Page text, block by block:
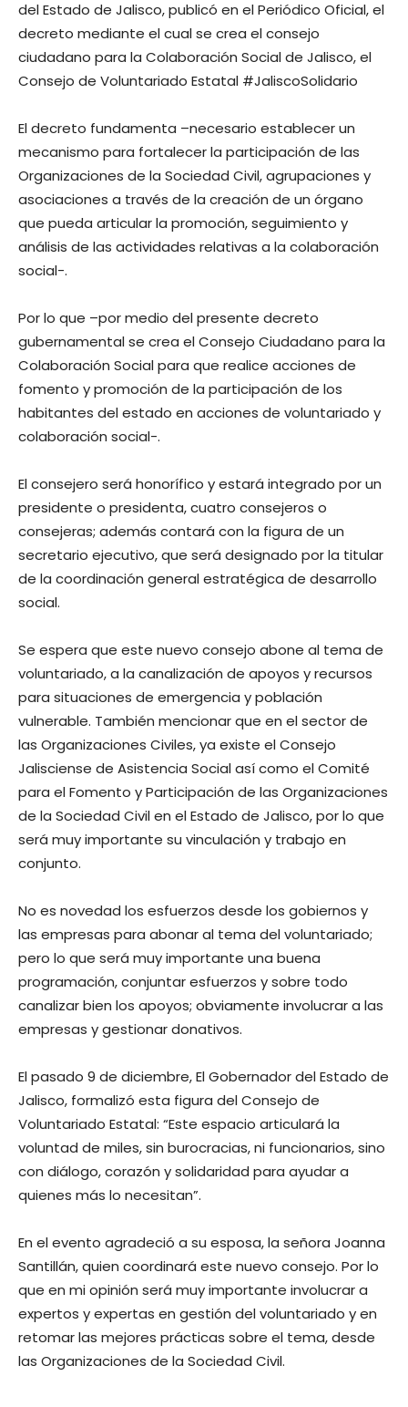
del Estado de Jalisco, publicó en el Periódico Oficial, el
decreto mediante el cual se crea el consejo
ciudadano para la Colaboración Social de Jalisco, el
Consejo de Voluntariado Estatal #JaliscoSolidario
El decreto fundamenta –necesario establecer un
mecanismo para fortalecer la participación de las
Organizaciones de la Sociedad Civil, agrupaciones y
asociaciones a través de la creación de un órgano
que pueda articular la promoción, seguimiento y
análisis de las actividades relativas a la colaboración
social-.
Por lo que –por medio del presente decreto
gubernamental se crea el Consejo Ciudadano para la
Colaboración Social para que realice acciones de
fomento y promoción de la participación de los
habitantes del estado en acciones de voluntariado y
colaboración social-.
El consejero será honorífico y estará integrado por un
presidente o presidenta, cuatro consejeros o
consejeras; además contará con la figura de un
secretario ejecutivo, que será designado por la titular
de la coordinación general estratégica de desarrollo
social.
Se espera que este nuevo consejo abone al tema de
voluntariado, a la canalización de apoyos y recursos
para situaciones de emergencia y población
vulnerable. También mencionar que en el sector de
las Organizaciones Civiles, ya existe el Consejo
Jalisciense de Asistencia Social así como el Comité
para el Fomento y Participación de las Organizaciones
de la Sociedad Civil en el Estado de Jalisco, por lo que
será muy importante su vinculación y trabajo en
conjunto.
No es novedad los esfuerzos desde los gobiernos y
las empresas para abonar al tema del voluntariado;
pero lo que será muy importante una buena
programación, conjuntar esfuerzos y sobre todo
canalizar bien los apoyos; obviamente involucrar a las
empresas y gestionar donativos.
El pasado 9 de diciembre, El Gobernador del Estado de
Jalisco, formalizó esta figura del Consejo de
Voluntariado Estatal: “Este espacio articulará la
voluntad de miles, sin burocracias, ni funcionarios, sino
con diálogo, corazón y solidaridad para ayudar a
quienes más lo necesitan”.
En el evento agradeció a su esposa, la señora Joanna
Santillán, quien coordinará este nuevo consejo. Por lo
que en mi opinión será muy importante involucrar a
expertos y expertas en gestión del voluntariado y en
retomar las mejores prácticas sobre el tema, desde
las Organizaciones de la Sociedad Civil.